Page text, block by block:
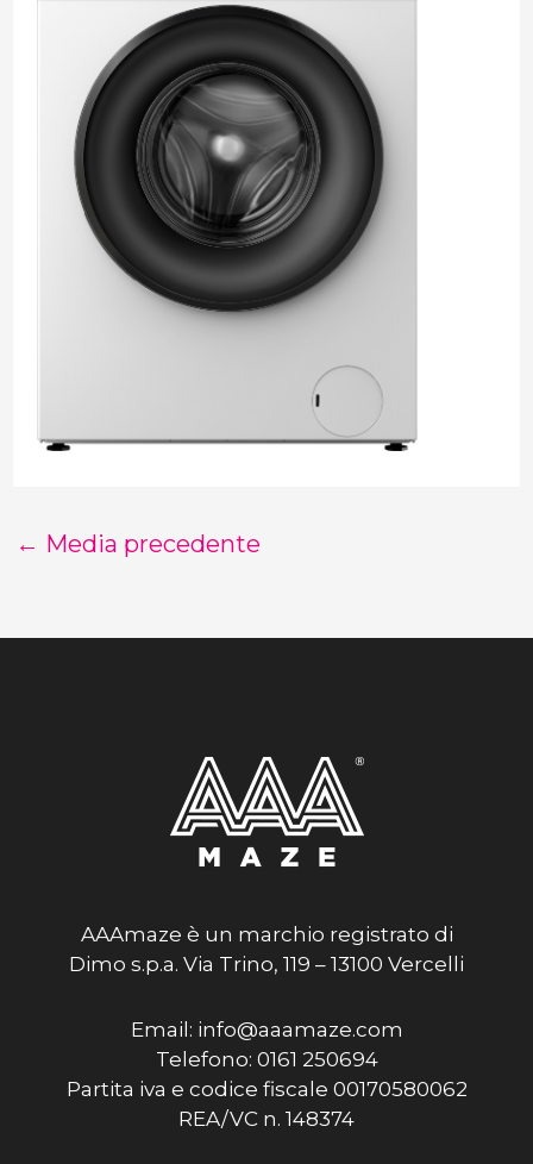
← Media precedente
AAAmaze è un marchio registrato di
Dimo s.p.a. Via Trino, 119 – 13100 Vercelli
Email: info@aaamaze.com
Telefono: 0161 250694
Partita iva e codice fiscale 00170580062
REA/VC n. 148374